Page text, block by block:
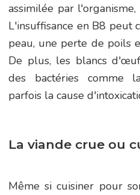
assimilée par
L'insuffisance en B8 peut
peau, une perte de poils
De plus, les blancs
des bactéries comme
parfois la cause
La viande crue ou
Même si cuisiner pour